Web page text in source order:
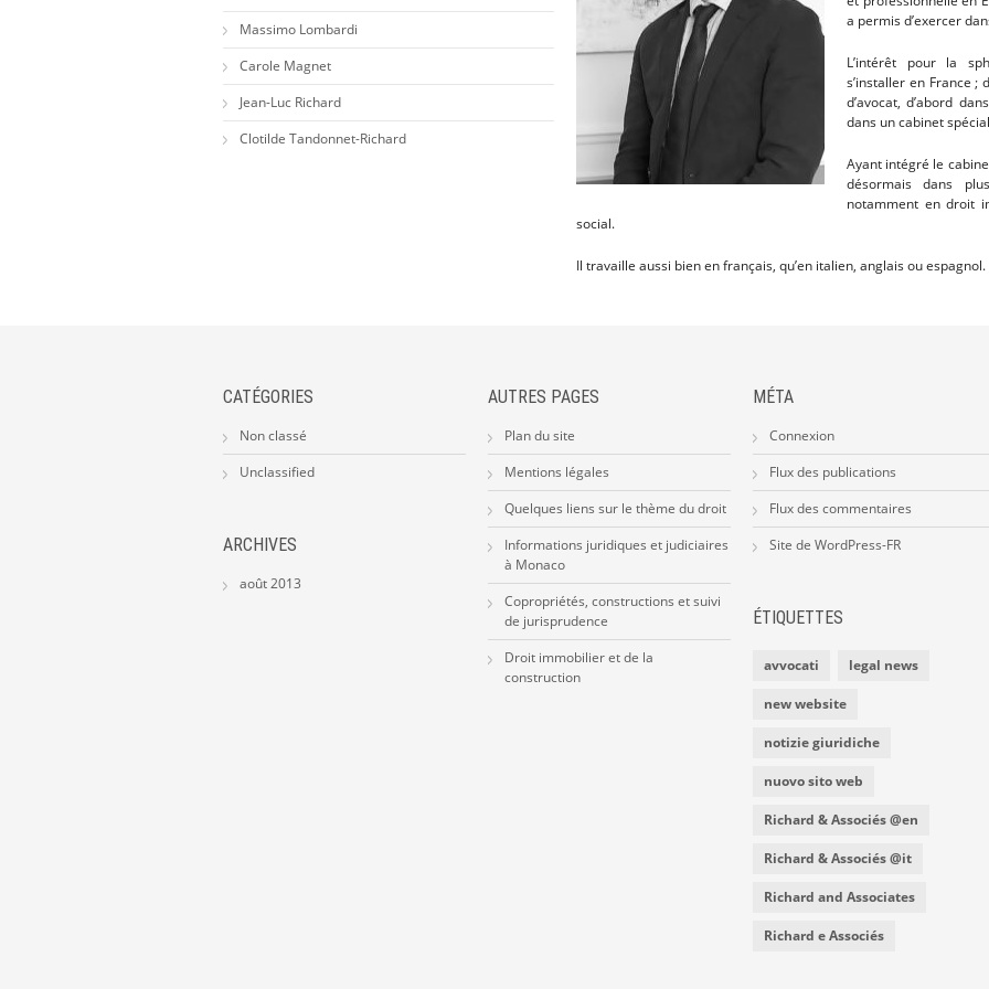
a permis d’exercer
L’intérêt pour la
s’installer en France ;
d’avocat, d’abord
dans un cabinet
Ayant intégré le
désormais dans
notamment en droit
social.
Il travaille aussi bien en français, qu’en italien, anglais ou espagnol.
Massimo Lombardi
Carole Magnet
Jean-Luc Richard
Clotilde Tandonnet-Richard
CATÉGORIES
Non classé
Unclassified
ARCHIVES
août 2013
AUTRES PAGES
Plan du site
Mentions légales
Quelques liens sur le thème du droit
Informations juridiques et judiciaires
à Monaco
Copropriétés, constructions et suivi
de jurisprudence
Droit immobilier et de la
construction
MÉTA
Connexion
Flux des publications
Flux des commentaires
Site de WordPress-FR
ÉTIQUETTES
avvocati legal news
new website
notizie giuridiche
nuovo sito web
Richard & Associés @en
Richard & Associés @it
Richard and Associates
Richard e Associés